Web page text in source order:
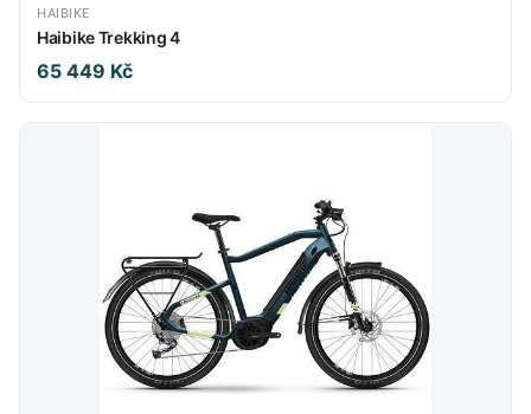
HAIBIKE
Haibike Trekking 4
65 449 Kč